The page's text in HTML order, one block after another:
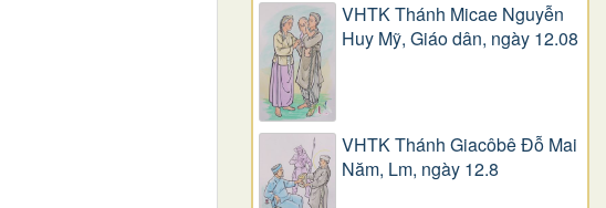
VHTK Thánh Micae Nguyễn
Huy Mỹ, Giáo dân, ngày 12.08
VHTK Thánh Giacôbê Ðỗ Mai
Năm, Lm, ngày 12.8